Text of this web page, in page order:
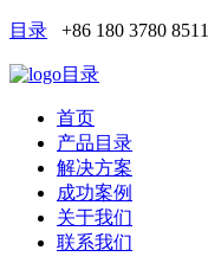
目录 +86 180 3780 8511
目录
首页
产品目录
解决方案
成功案例
关于我们
联系我们